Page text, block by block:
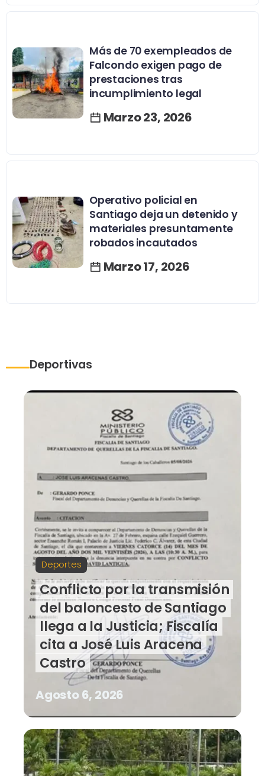
Más de 70 exempleados de
Falcondo exigen pago de
prestaciones tras
incumplimiento legal
Marzo 23, 2026
Operativo policial en
Santiago deja un detenido y
materiales presuntamente
robados incautados
Marzo 17, 2026
Deportivas
Deportes
Conflicto por la transmisión
del baloncesto de Santiago
llega a la Justicia; Fiscalía
cita a José Luis Aracena
Castro
Agosto 6, 2026